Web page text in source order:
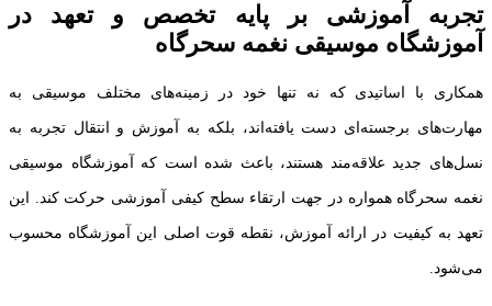
تجربه آموزشی بر پایه‌ تخصص و تعهد در
آموزشگاه موسیقی نغمه سحرگاه
همکاری با اساتیدی که نه تنها خود در زمینه‌های مختلف موسیقی به
مهارت‌های برجسته‌ای دست یافته‌اند، بلکه به آموزش و انتقال تجربه به
نسل‌های جدید علاقه‌مند هستند، باعث شده است که آموزشگاه موسیقی
نغمه سحرگاه همواره در جهت ارتقاء سطح کیفی آموزشی حرکت کند. این
تعهد به کیفیت در ارائه آموزش، نقطه قوت اصلی این آموزشگاه محسوب
می‌شود.